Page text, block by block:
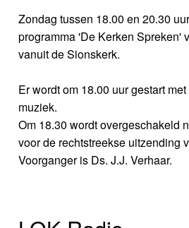
Zondag tussen 18.00 en 20.30
programma 'De Kerken Spreken'
vanuit de Sionskerk.
Er wordt om 18.00 uur gestart
muziek.
Om 18.30 wordt overgeschakeld
voor de rechtstreekse uitzending
Voorganger is Ds. J.J. Verhaar.